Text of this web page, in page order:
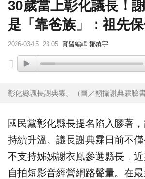
30歲當上彰化議長！
是「靠爸族」：祖先
2026-03-15 23:05 實習編輯 鄒鎮宇
彰化縣議長謝典霖。（圖／翻攝謝典霖臉書
國民黨彰化縣長提名陷入膠著
持續升溫。議長謝典霖 日前不
不支持姊姊謝衣鳯參選縣長，
自拍短影音經營網路聲量。在